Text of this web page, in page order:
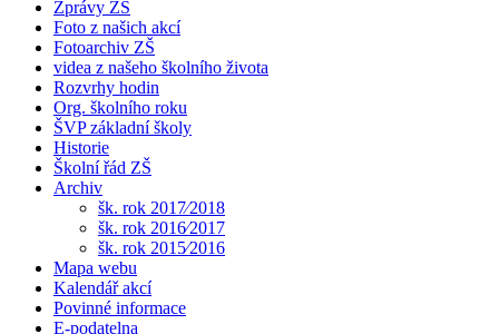
Zprávy ZŠ
Foto z našich akcí
Fotoarchiv ZŠ
videa z našeho školního života
Rozvrhy hodin
Org. školního roku
ŠVP základní školy
Historie
Školní řád ZŠ
Archiv
šk. rok 2017⁄2018
šk. rok 2016⁄2017
šk. rok 2015⁄2016
Mapa webu
Kalendář akcí
Povinné informace
E-podatelna